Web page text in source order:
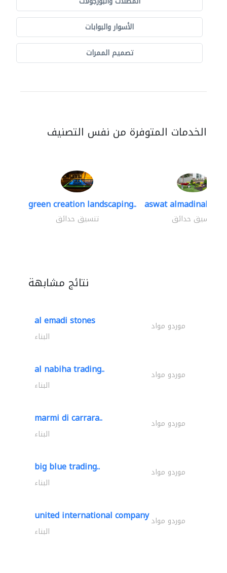
الأسوار والبوابات
تصميم الممرات
الخدمات المتوفرة من نفس التصنيف
green creation landscaping..
تنسيق حدائق
aswat almadinah
تنسيق حدائق
نتائج مشابهة
al emadi stones موردو مواد
البناء
al nabiha trading.. موردو مواد
البناء
marmi di carrara.. موردو مواد
البناء
big blue trading.. موردو مواد
البناء
united international companyموردو مواد
البناء